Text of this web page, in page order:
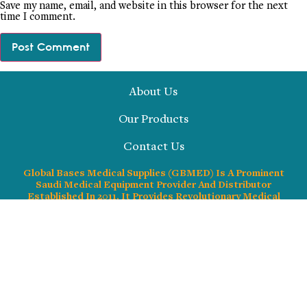
Save my name, email, and website in this browser for the next
time I comment.
About Us
Our Products
Contact Us
Global Bases Medical Supplies (GBMED) Is A Prominent
Saudi Medical Equipment Provider And Distributor
Established In 2011. It Provides Revolutionary Medical